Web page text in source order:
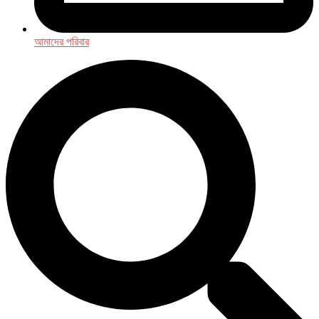
আমাদের পরিবার